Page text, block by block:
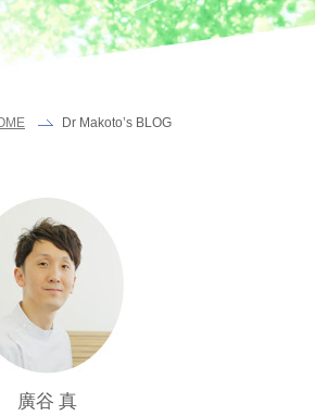
Dr Makoto’s BLOG
廣谷 真